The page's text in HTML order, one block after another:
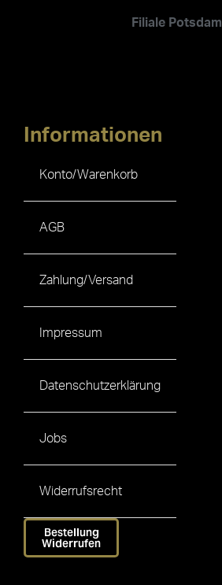
Filiale Potsdam
Informationen
Konto/Warenkorb
AGB
Zahlung/Versand
Impressum
Datenschutzerklärung
Jobs
Widerrufsrecht
Bestellung
Widerrufen